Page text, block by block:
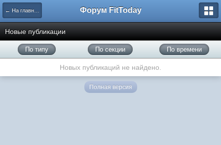
← На главную Форум FitToday
Новые публикации
По типу По секции По времени
Новых публикаций не найдено.
Полная версия